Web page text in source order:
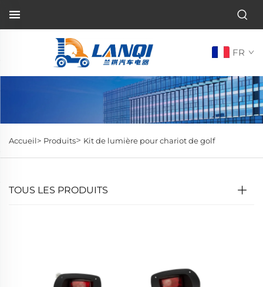
FR
Accueil> Produits> Kit de lumière pour chariot de golf
TOUS LES PRODUITS